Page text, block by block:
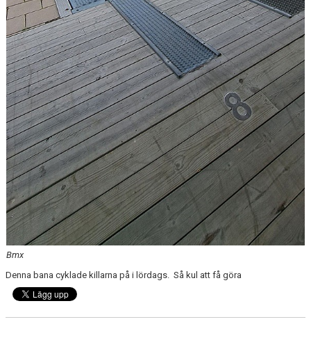
Bmx
Denna bana cyklade killarna på i lördags. Så kul att få göra